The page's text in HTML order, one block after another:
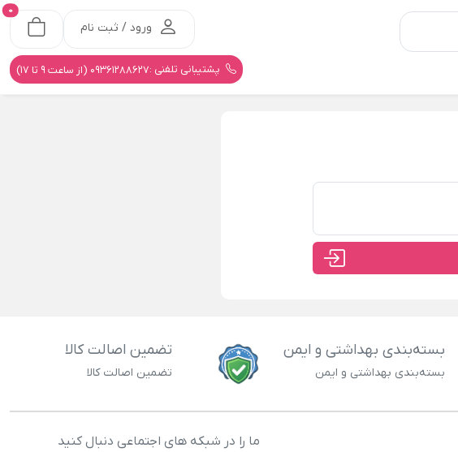
ورود / ثبت نام
0
پشتیبانی تلفنی :09361288627 (از ساعت 9 تا 17)
بسته‌بندی بهداشتی و ایمن
بسته‌بندی بهداشتی و ایمن
تضمین اصالت کالا
تضمین اصالت کالا
ما را در شبکه های اجتماعی دنبال کنید